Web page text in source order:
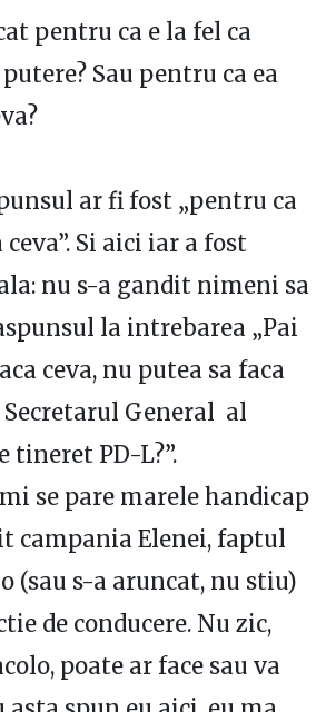
pentru ca e la fel ca
Sau pentru ca ea
ar fi fost „pentru ca
ceva”. Si aici iar a fost
nu s-a gandit nimeni sa
la intrebarea „Pai
ceva, nu putea sa faca
Secretarul General al
tineret PD-L?”.
se pare marele handicap
campania Elenei, faptul
(sau s-a aruncat, nu stiu)
de conducere. Nu zic,
poate ar face sau va